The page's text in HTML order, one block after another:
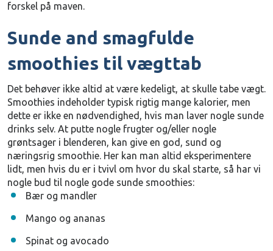
forskel på maven.
Sunde and smagfulde
smoothies til vægttab
Det behøver ikke altid at være kedeligt, at skulle tabe vægt.
Smoothies indeholder typisk rigtig mange kalorier, men
dette er ikke en nødvendighed, hvis man laver nogle sunde
drinks selv. At putte nogle frugter og/eller nogle
grøntsager i blenderen, kan give en god, sund og
næringsrig smoothie. Her kan man altid eksperimentere
lidt, men hvis du er i tvivl om hvor du skal starte, så har vi
nogle bud til nogle gode sunde smoothies:
Bær og mandler
Mango og ananas
Spinat og avocado